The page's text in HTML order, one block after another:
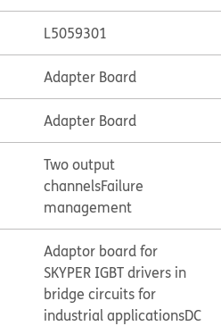
L5059301
Adapter Board
Adapter Board
Two output
channelsFailure
management
Adaptor board for
SKYPER IGBT drivers in
bridge circuits for
industrial applicationsDC